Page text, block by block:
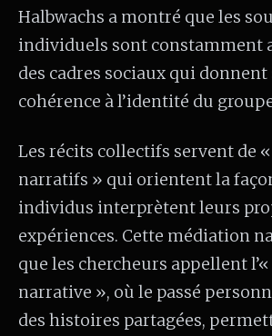
Halbwachs a montré que les
individuels sont constamment
des cadres sociaux qui donnent
cohérence à l’identité du
Les récits collectifs servent de
narratifs » qui orientent la
individus interprètent leurs
expériences. Cette médiation
que les chercheurs appellent
narrative », où le passé
des histoires partagées,